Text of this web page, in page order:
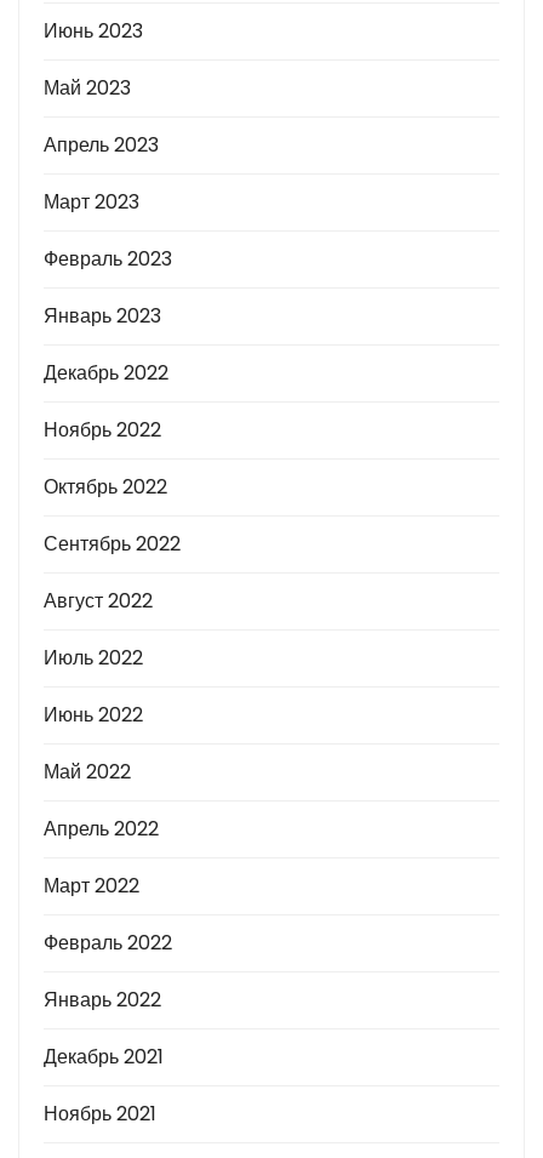
Июнь 2023
Май 2023
Апрель 2023
Март 2023
Февраль 2023
Январь 2023
Декабрь 2022
Ноябрь 2022
Октябрь 2022
Сентябрь 2022
Август 2022
Июль 2022
Июнь 2022
Май 2022
Апрель 2022
Март 2022
Февраль 2022
Январь 2022
Декабрь 2021
Ноябрь 2021